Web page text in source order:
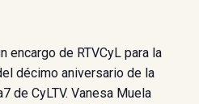
encargo de RTVCyL para la
décimo aniversario de la
de CyLTV. Vanesa Muela